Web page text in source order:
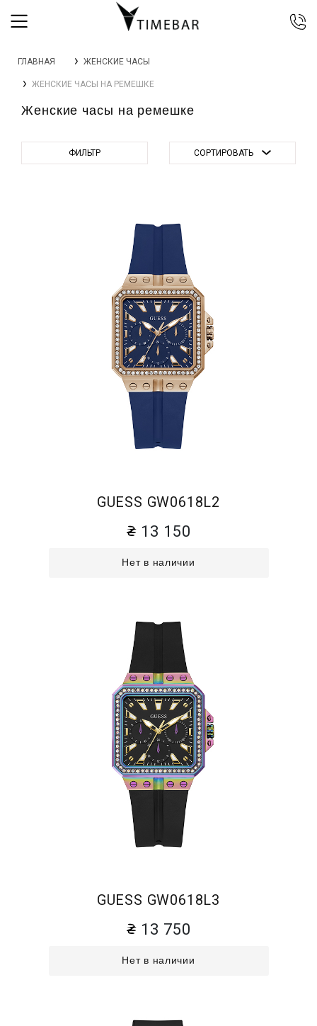
044 392 44 45
067 344 14 44 (viber)
0 800 305 805
ГЛАВНАЯ ЖЕНСКИЕ ЧАСЫ
ЖЕНСКИЕ ЧАСЫ НА РЕМЕШКЕ
Женские часы на ремешке
ФИЛЬТР СОРТИРОВАТЬ
GUESS GW0618L2
13 150
Нет в наличии
GUESS GW0618L3
13 750
Нет в наличии